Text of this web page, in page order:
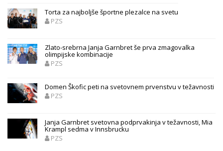
Torta za najboljše športne plezalce na svetu
PZS
Zlato-srebrna Janja Garnbret še prva zmagovalka
olimpijske kombinacije
PZS
Domen Škofic peti na svetovnem prvenstvu v težavnosti
PZS
Janja Garnbret svetovna podprvakinja v težavnosti, Mia
Krampl sedma v Innsbrucku
PZS